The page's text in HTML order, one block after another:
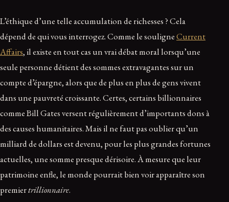
L’éthique d’une telle accumulation de richesses ? Cela
dépend de qui vous interrogez. Comme le souligneCurrent
Affairs, il existe en tout cas un vrai débat moral lorsqu’une
seule personne détient des sommes extravagantes sur un
compte d’épargne, alors que de plus en plus de gens vivent
dans une pauvreté croissante. Certes, certains billionnaires
comme Bill Gates versent régulièrement d’importants dons à
des causes humanitaires. Mais il ne faut pas oublier qu’un
milliard de dollars est devenu, pour les plus grandes fortunes
actuelles, une somme presque dérisoire. À mesure que leur
patrimoine enfle, le monde pourrait bien voir apparaître son
premiertrillionnaire.